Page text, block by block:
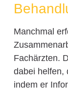
Manchmal
Fachärzten.
dabei helfen,
indem er